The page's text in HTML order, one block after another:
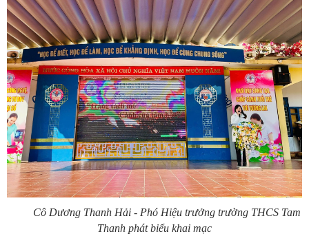
Cô Dương Thanh Hải - Phó Hiệu trưởng trường THCS Tam
Thanh phát biểu khai mạc